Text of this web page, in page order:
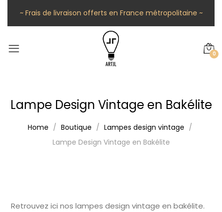
~ Frais de livraison offerts en France métropolitaine ~
0
Lampe Design Vintage en Bakélite
Home Boutique
Lampes design vintage
Lampe Design Vintage en Bakélite
Retrouvez ici nos lampes design vintage en bakélite.